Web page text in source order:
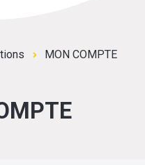
MON COMPTE